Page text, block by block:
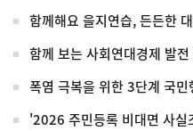
함께해요 을지연습, 든든한
함께 보는 사회연대경제 발전
폭염 극복을 위한 3단계 국민
'2026 주민등록 비대면 사실